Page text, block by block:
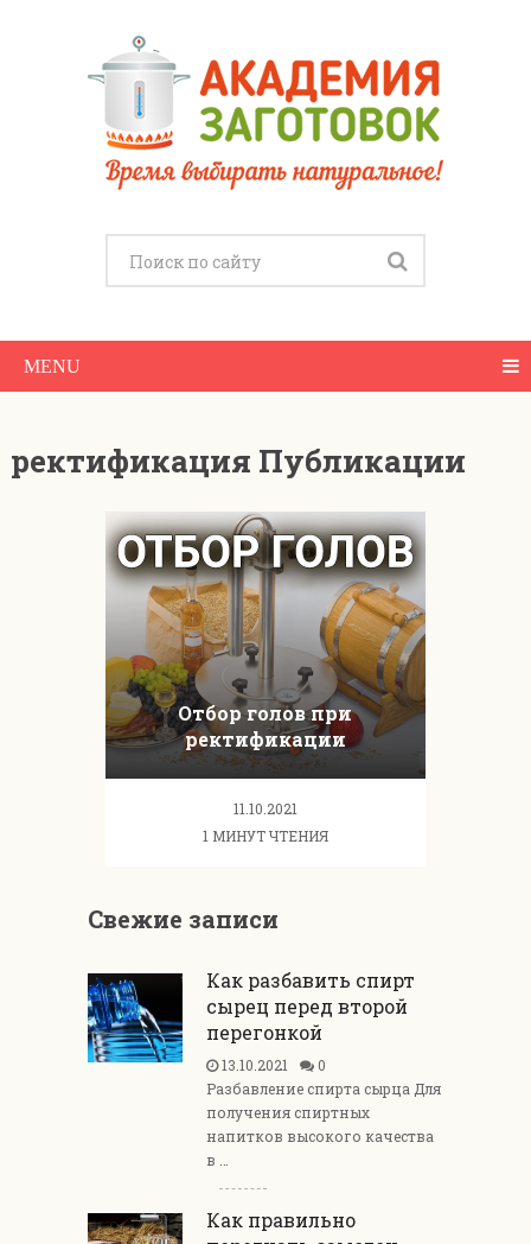
MENU
ректификация Публикации
Отбор голов при
ректификации
11.10.2021
1 МИНУТ ЧТЕНИЯ
Свежие записи
Как разбавить спирт
сырец перед второй
перегонкой
13.10.2021
0
Разбавление спирта сырца Для
получения спиртных
напитков высокого качества
в …
Как правильно